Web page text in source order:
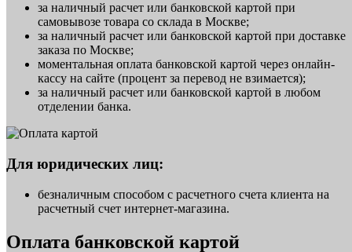
за наличный расчет или банковской картой при
самовывозе товара со склада в Москве;
за наличный расчет или банковской картой при доставке
заказа по Москве;
моментальная оплата банковской картой через онлайн-
кассу на сайте (процент за перевод не взимается);
за наличный расчет или банковской картой в любом
отделении банка.
Для юридических лиц:
безналичным способом с расчетного счета клиента на
расчетный счет интернет-магазина.
Оплата банковской картой